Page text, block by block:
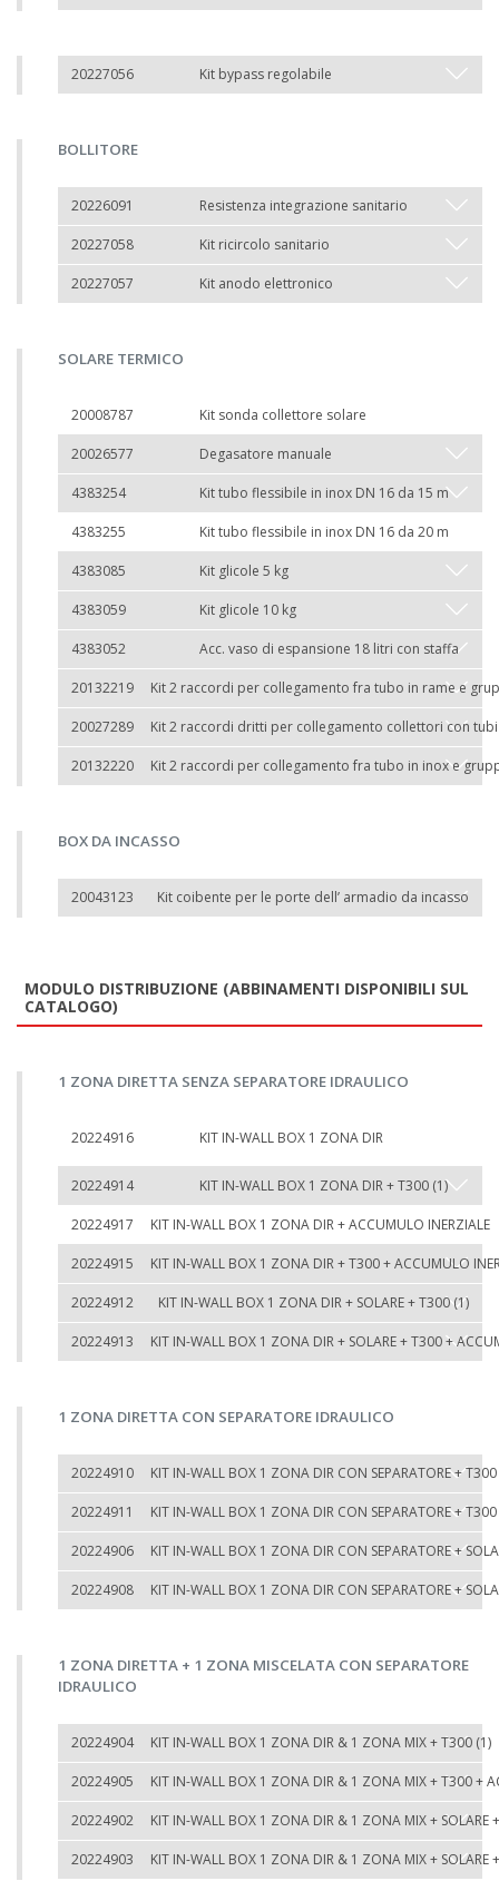
20227056 Kit bypass regolabile
BOLLITORE
20226091 Resistenza integrazione sanitario
20227058 Kit ricircolo sanitario
20227057 Kit anodo elettronico
SOLARE TERMICO
20008787 Kit sonda collettore solare
20026577 Degasatore manuale
4383254 Kit tubo flessibile in inox DN 16 da 15 m
4383255 Kit tubo flessibile in inox DN 16 da 20 m
4383085 Kit glicole 5 kg
4383059 Kit glicole 10 kg
4383052 Acc. vaso di espansione 18 litri con staffa
20132219 Kit 2 raccordi per collegamento fra tubo in rame e
20027289 Kit 2 raccordi dritti per collegamento collettori con
20132220 Kit 2 raccordi per collegamento fra tubo in inox e
BOX DA INCASSO
20043123 Kit coibente per le porte dell’ armadio da incasso
MODULO DISTRIBUZIONE (ABBINAMENTI DISPONIBILI SUL
CATALOGO)
1 ZONA DIRETTA SENZA SEPARATORE IDRAULICO
20224916 KIT IN-WALL BOX 1 ZONA DIR
20224914 KIT IN-WALL BOX 1 ZONA DIR + T300 (1)
20224917 KIT IN-WALL BOX 1 ZONA DIR + ACCUMULO INERZIALE
20224915 KIT IN-WALL BOX 1 ZONA DIR + T300 + ACCUMULO
20224912 KIT IN-WALL BOX 1 ZONA DIR + SOLARE + T300 (1)
20224913 KIT IN-WALL BOX 1 ZONA DIR + SOLARE + T300 +
1 ZONA DIRETTA CON SEPARATORE IDRAULICO
20224910 KIT IN-WALL BOX 1 ZONA DIR CON SEPARATORE +
20224911 KIT IN-WALL BOX 1 ZONA DIR CON SEPARATORE +
20224906 KIT IN-WALL BOX 1 ZONA DIR CON SEPARATORE +
20224908 KIT IN-WALL BOX 1 ZONA DIR CON SEPARATORE +
1 ZONA DIRETTA + 1 ZONA MISCELATA CON SEPARATORE
IDRAULICO
20224904 KIT IN-WALL BOX 1 ZONA DIR & 1 ZONA MIX + T300 (1)
20224905 KIT IN-WALL BOX 1 ZONA DIR & 1 ZONA MIX + T300 +
20224902 KIT IN-WALL BOX 1 ZONA DIR & 1 ZONA MIX + SOLARE
20224903 KIT IN-WALL BOX 1 ZONA DIR & 1 ZONA MIX + SOLARE